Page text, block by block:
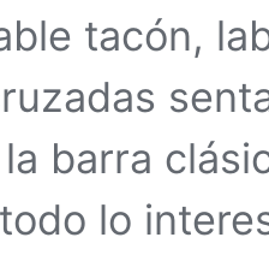
tacón,
barra
lo